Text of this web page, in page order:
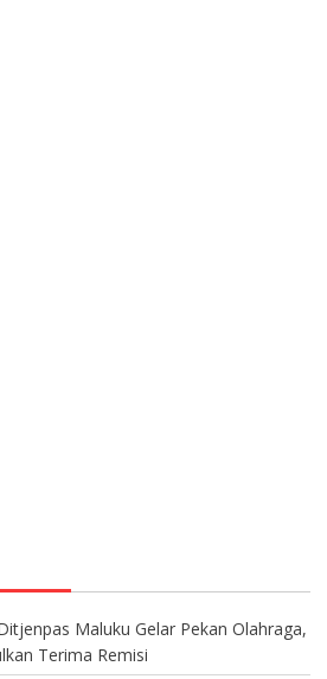
Maluku Gelar Pekan Olahraga,
Terima Remisi